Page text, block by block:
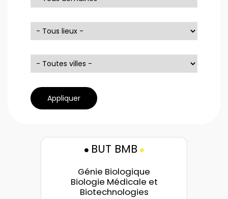
BUT BMB
Génie Biologique
Biologie Médicale et
Biotechnologies